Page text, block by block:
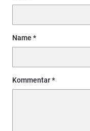
Name
Kommentar